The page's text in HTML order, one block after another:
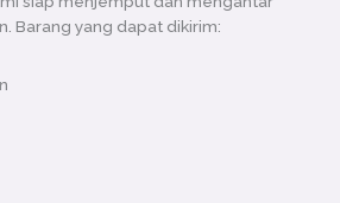
Barang yang dapat dikirim: